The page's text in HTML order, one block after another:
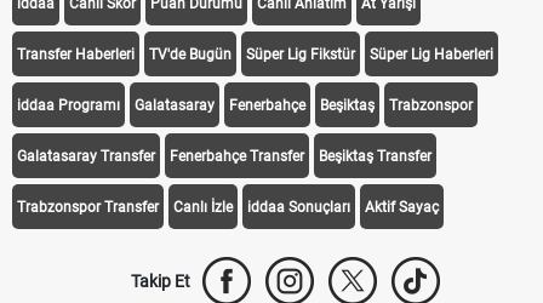
iddaa Canlı Skor Puan Durumu Canlı Anlatım At Yarışı
Transfer Haberleri TV'de Bugün Süper Lig Fikstür Süper Lig Haberleri
iddaa Programı Galatasaray Fenerbahçe Beşiktaş Trabzonspor
Galatasaray Transfer Fenerbahçe Transfer Beşiktaş Transfer
Trabzonspor Transfer Canlı İzle iddaa Sonuçları Aktif Sayaç
Takip Et